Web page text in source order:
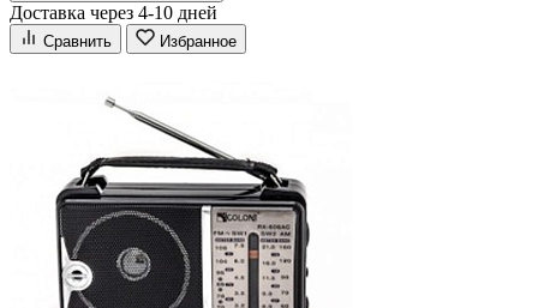
Доставка через 4-10 дней
Сравнить Избранное